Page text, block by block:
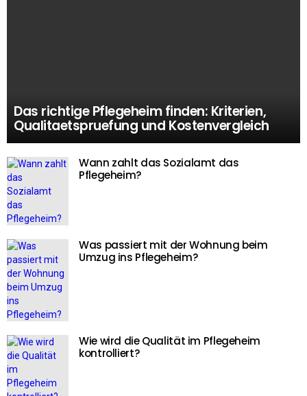
Das richtige Pflegeheim finden: Kriterien,
Qualitaetspruefung und Kostenvergleich
Wann zahlt das Sozialamt das
Pflegeheim?
Was passiert mit der Wohnung beim
Umzug ins Pflegeheim?
Wie wird die Qualität im Pflegeheim
kontrolliert?